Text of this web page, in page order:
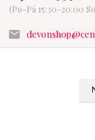
(Po-Pá 15:30-20:00